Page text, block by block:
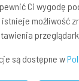
Ci wygodę
możliwość
są dostępne w